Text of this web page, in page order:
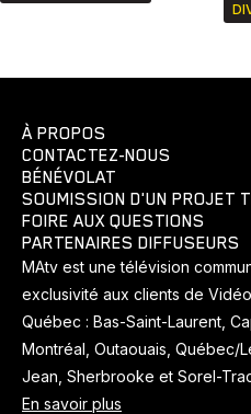
À PROPOS
CONTACTEZ-NOUS
BÉNÉVOLAT
SOUMISSION D'UN PROJET
FOIRE AUX QUESTIONS
PARTENAIRES DIFFUSEURS
MAtv est une télévision
exclusivité aux clients de
Québec : Bas-Saint-Laurent,
Montréal, Outaouais, Québec/
Jean, Sherbrooke et Sorel-
En savoir plus